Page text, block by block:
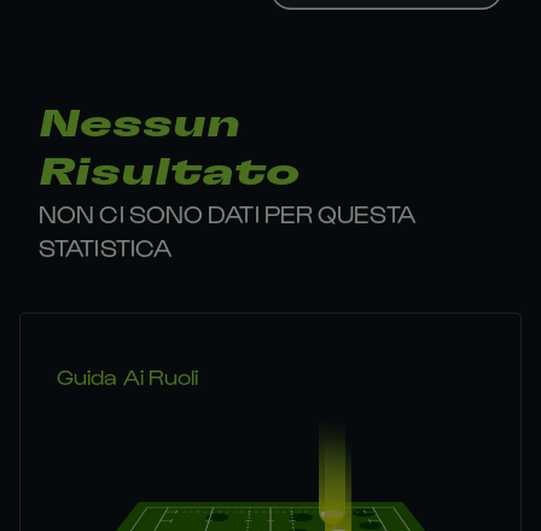
Nessun
Risultato
NON CI SONO DATI PER QUESTA
STATISTICA
Guida Ai Ruoli